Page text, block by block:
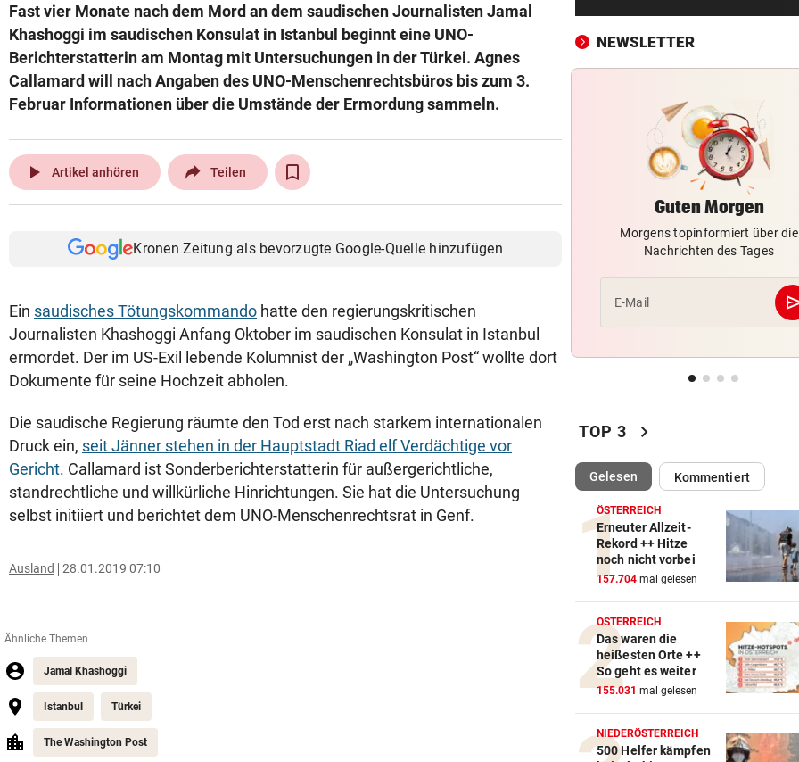
Fast vier Monate nach dem Mord an dem saudischen Journalisten Jamal
Khashoggi im saudischen Konsulat in Istanbul beginnt eine UNO-
Berichterstatterin am Montag mit Untersuchungen in der Türkei. Agnes
Callamard will nach Angaben des UNO-Menschenrechtsbüros bis zum 3.
Februar Informationen über die Umstände der Ermordung sammeln.
play_arrow Artikel anhören Teilen
Kronen Zeitung als bevorzugte Google-Quelle hinzufügen
Ein saudisches Tötungskommando hatte den regierungskritischen
Journalisten Khashoggi Anfang Oktober im saudischen Konsulat in Istanbul
ermordet. Der im US-Exil lebende Kolumnist der „Washington Post“ wollte dort
Dokumente für seine Hochzeit abholen.
Die saudische Regierung räumte den Tod erst nach starkem internationalen
Druck ein, seit Jänner stehen in der Hauptstadt Riad elf Verdächtige vor
Gericht. Callamard ist Sonderberichterstatterin für außergerichtliche,
standrechtliche und willkürliche Hinrichtungen. Sie hat die Untersuchung
selbst initiiert und berichtet dem UNO-Menschenrechtsrat in Genf.
Ausland 28.01.2019 07:10
Ähnliche Themen
Jamal Khashoggi
Istanbul Türkei
The Washington Post
Gegner wohl fix!
STRENGES KONZEPT
Neustifter Kirtag: So soll
„KRONE“-KOMMENTAR
So treiben sie Republik und
blaue Hände
BUNDESLIGA IM TICKER vor
SCR Altach gegen WSG Tirol
19.30 Uhr LIVE
„KRONE“ VOR ORT vor
Polizeianhaltezentrum:
Andrea Berg live
ELTERN SCHLUGEN ALARM
Lottogewinner schickte
Bilder an Teenager
OKTOBERFEST 2026 vor
Leni Klum präsentiert eigene
Dirndl-Kollektion
„KRONE“-KOMMENTAR vor
Ein Sieg des Antisemitismus
AUF BURG TAGGENBRUNN vor
„Totale Eskalation“ mit
Star Sascha Huber
NEWSLETTER
Guten Morgen
Morgens topinformiert über die
Nachrichten des Tages
E-Mail
TOP 3 chevron_right
Gelesen(ausgewählt)Kommentiert
ÖSTERREICH
Erneuter Allzeit-
Rekord ++ Hitze
noch nicht vorbei
157.704 mal gelesen
ÖSTERREICH
Das waren die
heißesten Orte ++
So geht es weiter
155.031 mal gelesen
NIEDERÖSTERREICH
500 Helfer kämpfen